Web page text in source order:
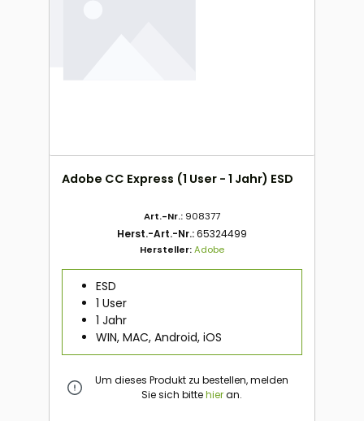
Adobe CC Express (1 User - 1 Jahr) ESD
Art.-Nr.: 908377
Herst.-Art.-Nr.:65324499
Hersteller:Adobe
ESD
1 User
1 Jahr
WIN, MAC, Android, iOS
Um dieses Produkt zu bestellen, melden
Sie sich bittehieran.